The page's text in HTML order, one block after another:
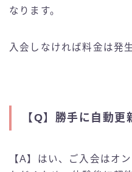
なります。
入会しなければ料金は発
【Q】 勝手に自動更
【A】はい、ご入会はオ